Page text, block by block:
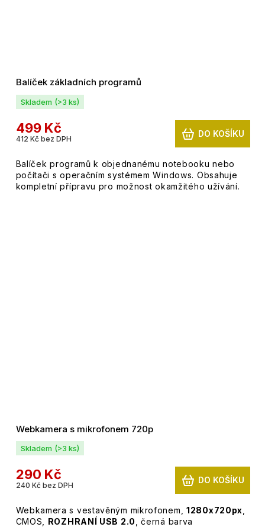
Balíček základních programů
Skladem (>3 ks)
412 Kč bez DPH
499 Kč DO KOŠÍKU
Balíček programů k objednanému notebooku nebo
počítači s operačním systémem Windows. Obsahuje
kompletní přípravu pro možnost okamžitého užívání.
Webkamera s mikrofonem 720p
Skladem (>3 ks)
240 Kč bez DPH
290 Kč DO KOŠÍKU
Webkamera s vestavěným mikrofonem, 1280x720px
CMOS, ROZHRANÍ USB 2.0 , černá barva